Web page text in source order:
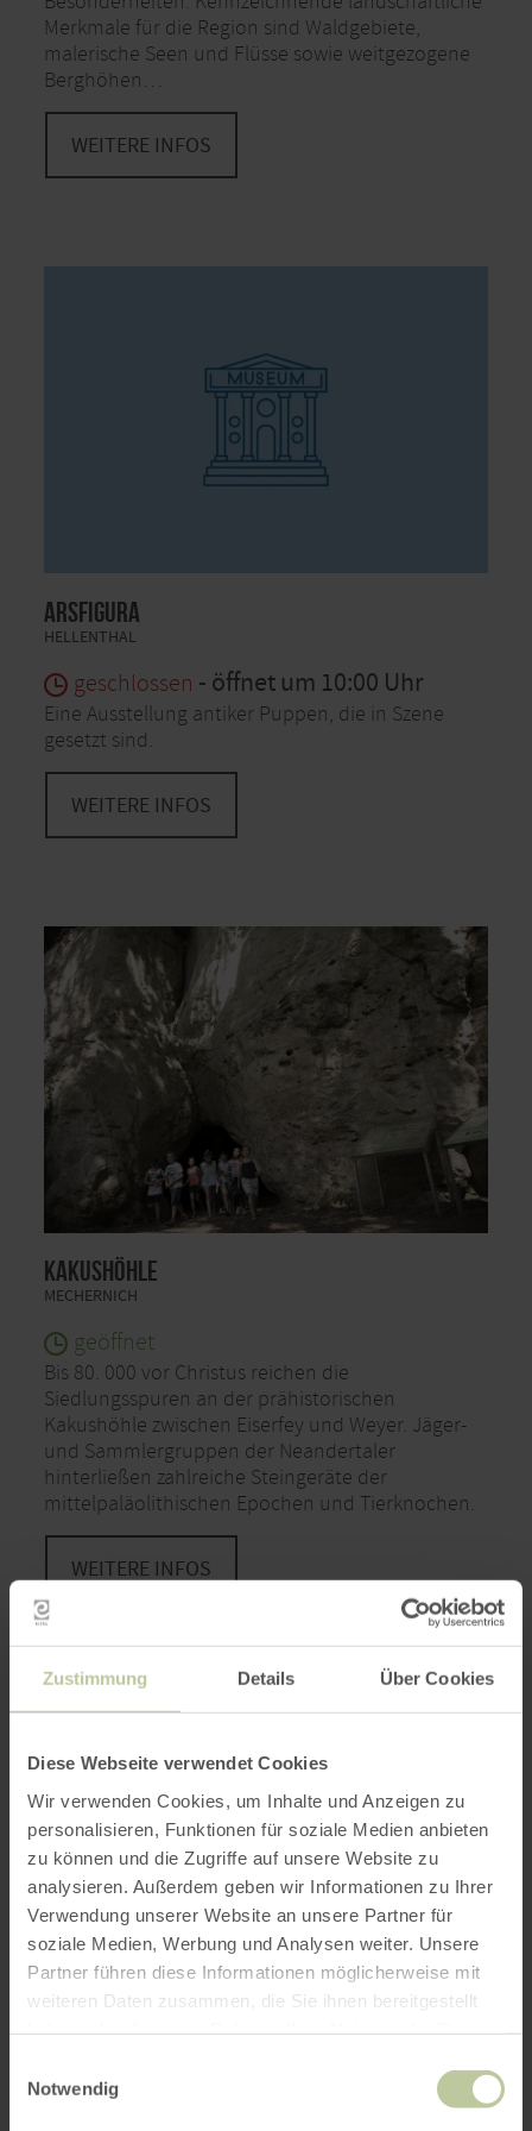
Zustimmung Details Über Cookies
Diese Webseite verwendet Cookies
Wir verwenden Cookies, um Inhalte und Anzeigen zu
personalisieren, Funktionen für soziale Medien anbieten
zu können und die Zugriffe auf unsere Website zu
analysieren. Außerdem geben wir Informationen zu Ihrer
Verwendung unserer Website an unsere Partner für
soziale Medien, Werbung und Analysen weiter. Unsere
Partner führen diese Informationen möglicherweise mit
weiteren Daten zusammen, die Sie ihnen bereitgestellt
Notwendig
Merkmale für die Region sind Waldgebiete,
malerische Seen und Flüsse sowie weitgezogene
Berghöhen…
WEITERE INFOS
ArsFigura
HELLENTHAL
geschlossen - öffnet um 10:00 Uhr
Eine Ausstellung antiker Puppen, die in Szene
gesetzt sind.
WEITERE INFOS
Kakushöhle
MECHERNICH
geöffnet
Bis 80. 000 vor Christus reichen die
Siedlungsspuren an der prähistorischen
Kakushöhle zwischen Eiserfey und Weyer. Jäger-
und Sammlergruppen der Neandertaler
hinterließen zahlreiche Steingeräte der
mittelpaläolithischen Epochen und Tierknochen.
WEITERE INFOS
Eifel-Blick "Kalvarienberg"
geöffnet